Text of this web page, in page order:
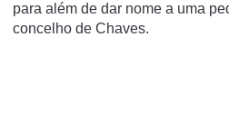
para além de dar nome a uma
concelho de Chaves.